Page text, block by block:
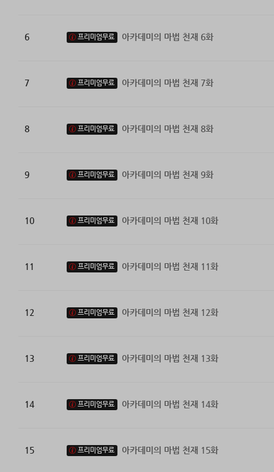
6 프리미엄무료 아카데미의 마법 천재 6화
7 프리미엄무료 아카데미의 마법 천재 7화
8 프리미엄무료 아카데미의 마법 천재 8화
9 프리미엄무료 아카데미의 마법 천재 9화
10 프리미엄무료 아카데미의 마법 천재 10화
11 프리미엄무료 아카데미의 마법 천재 11화
12 프리미엄무료 아카데미의 마법 천재 12화
13 프리미엄무료 아카데미의 마법 천재 13화
14 프리미엄무료 아카데미의 마법 천재 14화
15 프리미엄무료 아카데미의 마법 천재 15화